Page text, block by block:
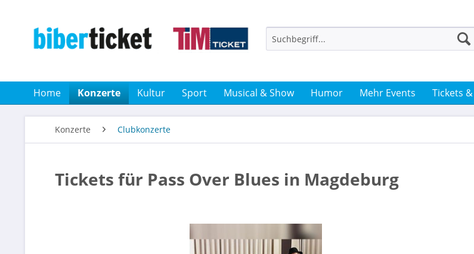
Home Konzerte Kultur Sport Musical & Show Humor Mehr Events Tickets
Konzerte Clubkonzerte
Tickets für Pass Over Blues in Magdeburg